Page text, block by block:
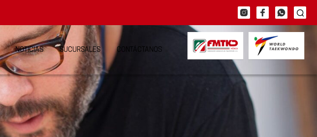
NOTICIAS SUCURSALES CONTÁCTANOS